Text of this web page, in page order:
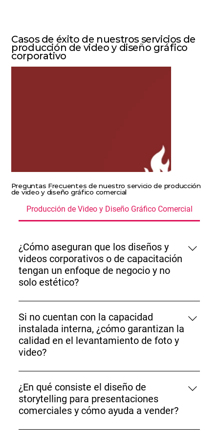
Casos de éxito de nuestros servicios de
producción de video y diseño gráfico
corporativo
Preguntas Frecuentes de nuestro servicio de producción
de video y diseño gráfico comercial
Producción de Video y Diseño Gráfico Comercial
¿Cómo aseguran que los diseños y
videos corporativos o de capacitación
tengan un enfoque de negocio y no
solo estético?
Aseguramos el enfoque de negocio gracias a que
contamos con talento interno especializado con un
sólido background en producción audiovisual,
capaz de estructurar guiones técnicos y narrativos
orientados específicamente a comunicar tus
persuasiva.
Si no cuentan con la capacidad
instalada interna, ¿cómo garantizan la
calidad en el levantamiento de foto y
video?
Garantizamos la máxima calidad técnica
coordinando la estrategia, la dirección creativa y el
guionismo de forma interna, mientras delegamos el
levantamiento de material de foto o video a una
freelancers altamente especializados. Este modelo
¿En qué consiste el diseño de
storytelling para presentaciones
comerciales y cómo ayuda a vender?
Consiste en transformar las filminas de venta